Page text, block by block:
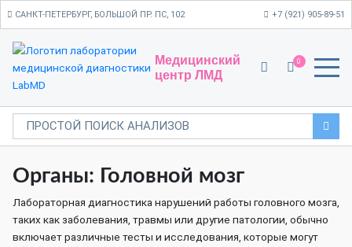
САНКТ-ПЕТЕРБУРГ, БОЛЬШОЙ ПР. ПС, 102 +7 (921) 905-89-51
Медицинский
центр ЛМД
0
Органы: Головной мозг
Лабораторная диагностика нарушений работы головного мозга,
таких как заболевания, травмы или другие патологии, обычно
включает различные тесты и исследования, которые могут